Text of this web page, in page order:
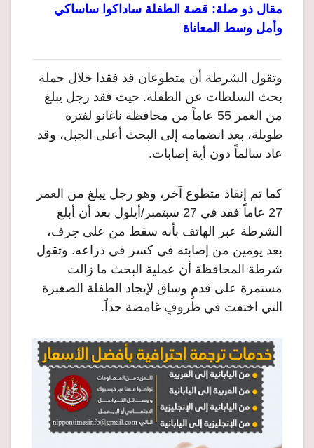
مقال ذو صلة: قصة الطفلة ساداكوا ساساكي
وأمل وسط المعاناة
وتقول الشرطة أن متطوعان قد فقدا خلال حملة
بحث السلطات عن الطفلة. حيث فقد رجل يبلغ
من العمر 55 عاماً من محافظة ناغانو لفترة
طويلة، بعد انضمامه إلى البحث أعلى الجبل، وقد
عاد سالماً دون أية إصابات.
كما تم إنقاذ متطوع آخر، وهو رجل يبلغ من العمر
27 عاماً فقد في 27 سبتمبر/أيلول بعد أن أبلغ
الشرطة عبر الهاتف بأنه سقط من على جرف،
بعد يومين من إصابته في كسر في ذراعه. وتقول
شرطة المحافظة أن عملية البحث ما زالت
مستمرة على قدمٍ وساق لإيجاد الطفلة الصغيرة
التي اختفت في ظروفٍ غامضة جداً.